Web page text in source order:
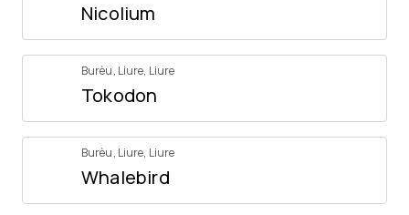
Nicolium
Burèu, Liure, Liure
Tokodon
Burèu, Liure, Liure
Whalebird